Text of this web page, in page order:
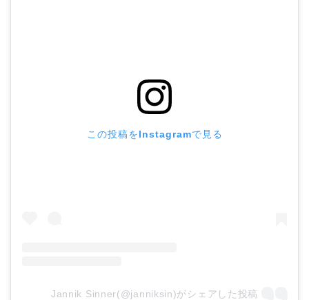
この投稿をInstagramで見る
Jannik Sinner(@janniksin)がシェアした投稿